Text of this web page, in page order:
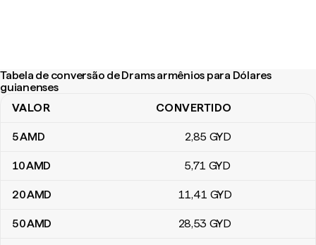
Tabela de conversão de Drams armênios para Dólares
guianenses
Tabela de conversão de Drams armênios para Dólares
VALOR CONVERTIDO
5AMD 2,85 GYD
10AMD 5,71 GYD
20AMD 11,41 GYD
50AMD 28,53 GYD